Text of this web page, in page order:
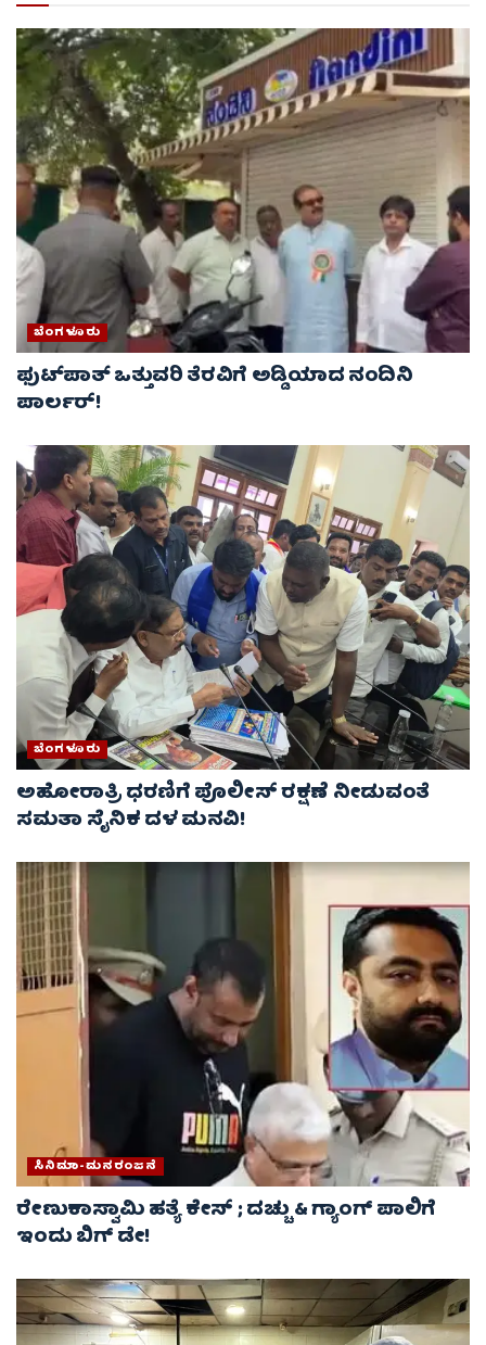
ಬೆಂಗಳೂರು
ಫುಟ್‌ಪಾತ್ ಒತ್ತುವರಿ ತೆರವಿಗೆ ಅಡ್ಡಿಯಾದ ನಂದಿನಿ
ಪಾರ್ಲರ್!
ಬೆಂಗಳೂರು
ಅಹೋರಾತ್ರಿ ಧರಣಿಗೆ ಪೊಲೀಸ್ ರಕ್ಷಣೆ ನೀಡುವಂತೆ
ಸಮತಾ ಸೈನಿಕ ದಳ ಮನವಿ!
ಸಿನಿಮಾ-ಮನರಂಜನೆ
ರೇಣುಕಾಸ್ವಾಮಿ ಹತ್ಯೆ ಕೇಸ್‌ ; ದಚ್ಚು & ಗ್ಯಾಂಗ್ ಪಾಲಿಗೆ
ಇಂದು ಬಿಗ್‌ ಡೇ!